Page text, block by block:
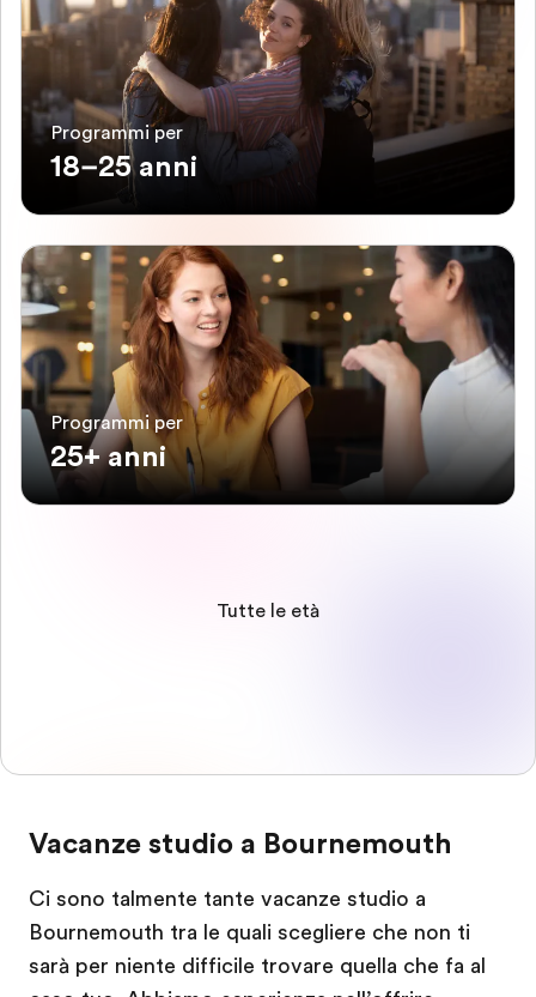
Programmi per
18–25 anni
Programmi per
25+ anni
Tutte le età
Vacanze studio a Bournemouth
Ci sono talmente tante vacanze studio a
Bournemouth tra le quali scegliere che non ti
sarà per niente difficile trovare quella che fa al